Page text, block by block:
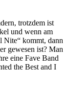
trotzdem ist
und wenn am
Nite“ kommt, dann
gewesen ist? Man
eine Fave Band
the Best and I